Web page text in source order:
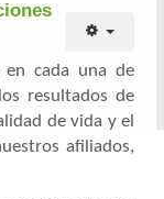
en cada una de
resultados de
de vida y el
afiliados,